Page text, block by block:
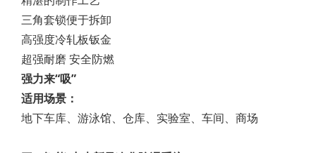
三角套锁便于拆卸
高强度冷轧板钣金
超强耐磨 安全防燃
强力来“吸”
适用场景：
地下车库、游泳馆、仓库、实验室、车间、商场